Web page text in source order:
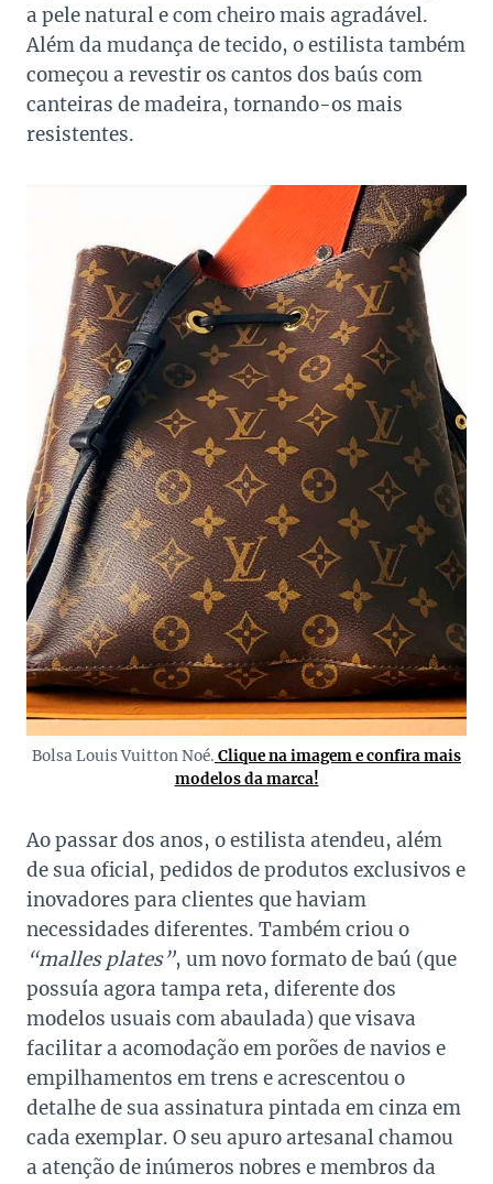
a pele natural e com cheiro mais agradável.
Além da mudança de tecido, o estilista também
começou a revestir os cantos dos baús com
canteiras de madeira, tornando-os mais
resistentes.
Bolsa Louis Vuitton Noé. Clique na imagem e confira mais
modelos da marca!
Ao passar dos anos, o estilista atendeu, além
de sua oficial, pedidos de produtos exclusivos e
inovadores para clientes que haviam
necessidades diferentes. Também criou o
“malles plates”, um novo formato de baú (que
possuía agora tampa reta, diferente dos
modelos usuais com abaulada) que visava
facilitar a acomodação em porões de navios e
empilhamentos em trens e acrescentou o
detalhe de sua assinatura pintada em cinza em
cada exemplar. O seu apuro artesanal chamou
a atenção de inúmeros nobres e membros da